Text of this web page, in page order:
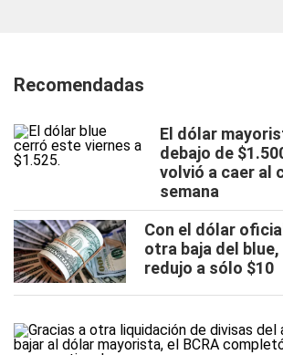
Recomendadas
El dólar
debajo de
volvió a caer al
semana
Con el dólar
otra baja del
redujo a sólo $10